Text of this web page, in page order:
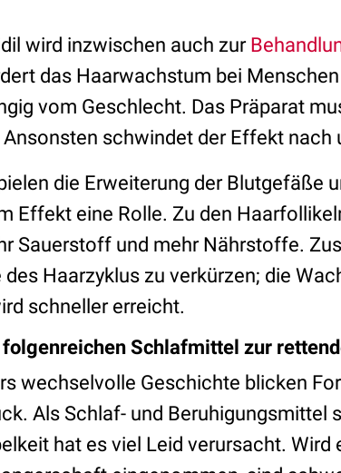
wird inzwischen auch zur
das Haarwachstum bei
vom Geschlecht. Das Präparat
schwindet der Effekt nach
die Erweiterung der Blutgefäße
Effekt eine Rolle. Zu den
Sauerstoff und mehr Nährstoffe.
Haarzyklus zu verkürzen; die
schneller erreicht.
Schlafmittel zur
wechselvolle Geschichte blicken
Als Schlaf- und Beruhigungsmittel
hat es viel Leid verursacht. Wird